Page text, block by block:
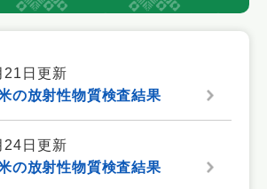
21日更新
の放射性物質検査結果
24日更新
の放射性物質検査結果